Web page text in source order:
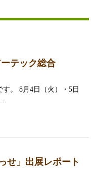
テック総合
。 8月4日（火）・5日
せ」出展レポート